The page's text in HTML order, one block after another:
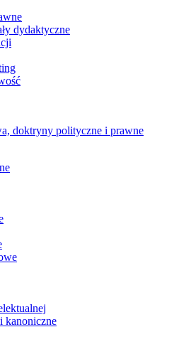
dydaktyczne
doktryny polityczne i prawne
kanoniczne